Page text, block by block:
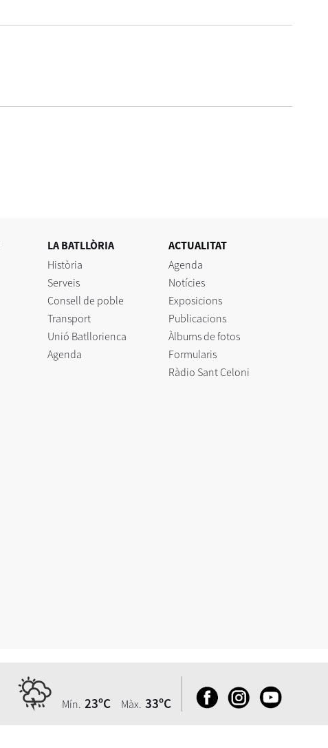
LA BATLLÒRIA
Història
Serveis
Consell de poble
Transport
Unió Batllorienca
Agenda
ACTUALITAT
Agenda
Notícies
Exposicions
Publicacions
Àlbums de fotos
Formularis
Ràdio Sant Celoni
Mín. 23ºC Màx. 33ºC